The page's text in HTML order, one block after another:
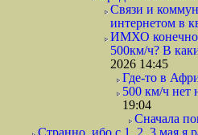
Связи и
интернетом в
ИМХО конечно,
500км/ч? В
2026 14:45
Где-то в
500 км/ч нет
19:04
Сначала
Странно, ибо с 1, 2, 3 мая я